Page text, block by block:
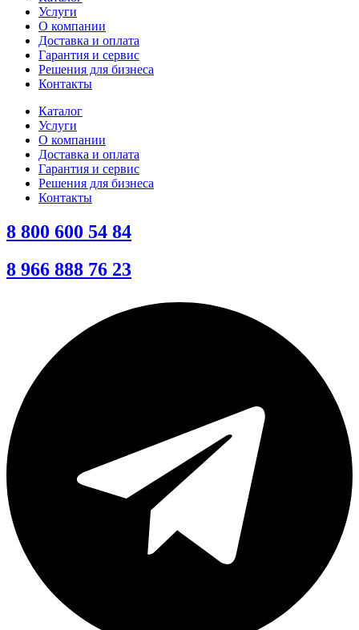
Услуги
О компании
Доставка и оплата
Гарантия и сервис
Решения для бизнеса
Контакты
Каталог
Услуги
О компании
Доставка и оплата
Гарантия и сервис
Решения для бизнеса
Контакты
8 800 600 54 84
8 966 888 76 23